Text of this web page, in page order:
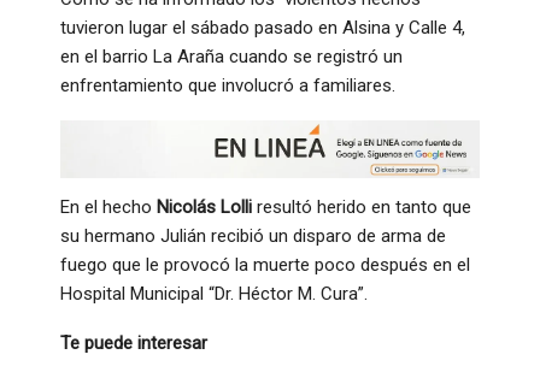
tuvieron lugar el sábado pasado en Alsina y Calle 4,
en el barrio La Araña cuando se registró un
enfrentamiento que involucró a familiares.
En el hecho Nicolás Lolli resultó herido en tanto que
su hermano Julián recibió un disparo de arma de
fuego que le provocó la muerte poco después en el
Hospital Municipal “Dr. Héctor M. Cura”.
Te puede interesar